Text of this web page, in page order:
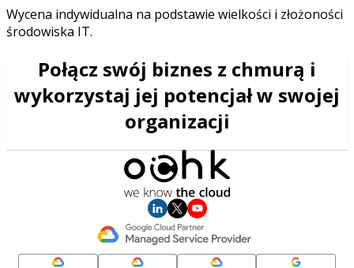
Wycena indywidualna na podstawie wielkości i złożoności
środowiska IT.
Połącz swój biznes z chmurą i
wykorzystaj jej potencjał w swojej
organizacji